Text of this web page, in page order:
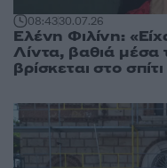
08:4330.07.26
Ελένη Φιλίνη:
Λίντα, βαθιά μέσα
βρίσκεται στο